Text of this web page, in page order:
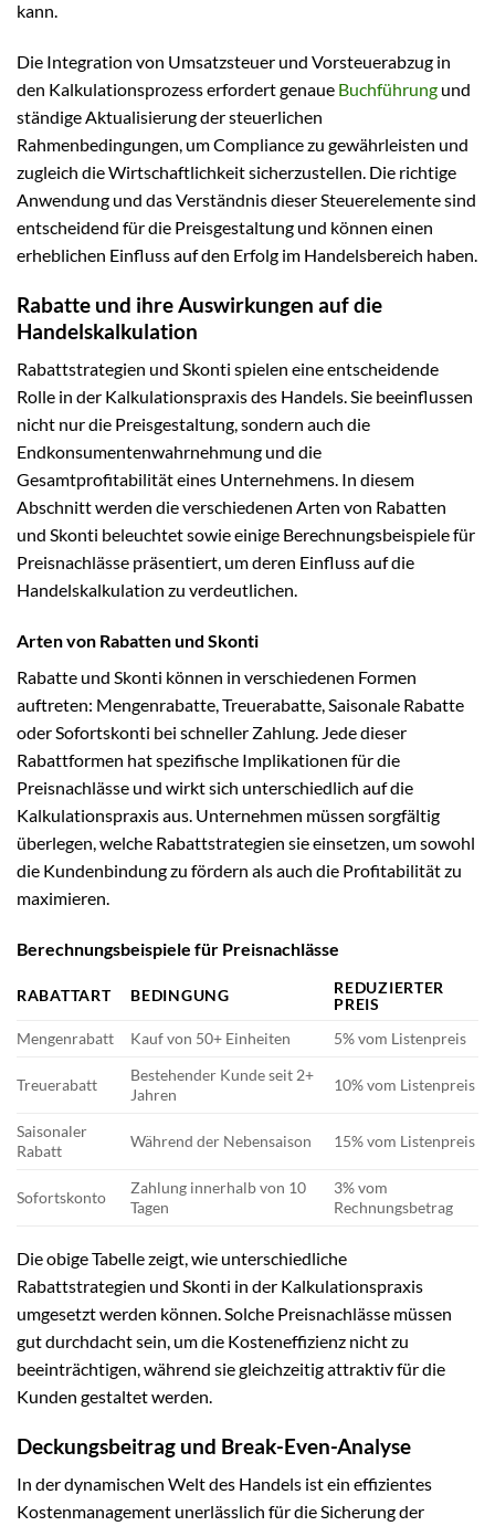
kann.
Die Integration von Umsatzsteuer und Vorsteuerabzug in
den Kalkulationsprozess erfordert genaue Buchführung und
ständige Aktualisierung der steuerlichen
Rahmenbedingungen, um Compliance zu gewährleisten und
zugleich die Wirtschaftlichkeit sicherzustellen. Die richtige
Anwendung und das Verständnis dieser Steuerelemente sind
entscheidend für die Preisgestaltung und können einen
erheblichen Einfluss auf den Erfolg im Handelsbereich haben.
Rabatte und ihre Auswirkungen auf die
Handelskalkulation
Rabattstrategien und Skonti spielen eine entscheidende
Rolle in der Kalkulationspraxis des Handels. Sie beeinflussen
nicht nur die Preisgestaltung, sondern auch die
Endkonsumentenwahrnehmung und die
Gesamtprofitabilität eines Unternehmens. In diesem
Abschnitt werden die verschiedenen Arten von Rabatten
und Skonti beleuchtet sowie einige Berechnungsbeispiele für
Preisnachlässe präsentiert, um deren Einfluss auf die
Handelskalkulation zu verdeutlichen.
Arten von Rabatten und Skonti
Rabatte und Skonti können in verschiedenen Formen
auftreten: Mengenrabatte, Treuerabatte, Saisonale Rabatte
oder Sofortskonti bei schneller Zahlung. Jede dieser
Rabattformen hat spezifische Implikationen für die
Preisnachlässe und wirkt sich unterschiedlich auf die
Kalkulationspraxis aus. Unternehmen müssen sorgfältig
überlegen, welche Rabattstrategien sie einsetzen, um sowohl
die Kundenbindung zu fördern als auch die Profitabilität zu
maximieren.
Berechnungsbeispiele für Preisnachlässe
RABATTART BEDINGUNG
REDUZIERTER
PREIS
Mengenrabatt
Kauf von 50+ Einheiten 5% vom Listenpreis
Treuerabatt
Bestehender Kunde seit 2+
Jahren
10% vom Listenpreis
Saisonaler
Rabatt
Während der Nebensaison 15% vom Listenpreis
Sofortskonto
Zahlung innerhalb von 10
Tagen
3% vom
Rechnungsbetrag
Die obige Tabelle zeigt, wie unterschiedliche
Rabattstrategien und Skonti in der Kalkulationspraxis
umgesetzt werden können. Solche Preisnachlässe müssen
gut durchdacht sein, um die Kosteneffizienz nicht zu
beeinträchtigen, während sie gleichzeitig attraktiv für die
Kunden gestaltet werden.
Deckungsbeitrag und Break-Even-Analyse
In der dynamischen Welt des Handels ist ein effizientes
Kostenmanagement unerlässlich für die Sicherung der